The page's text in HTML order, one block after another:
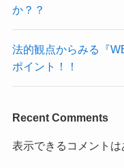
か？？
法的観点からみる『
ポイント！！
Recent Comments
表示できるコメントは